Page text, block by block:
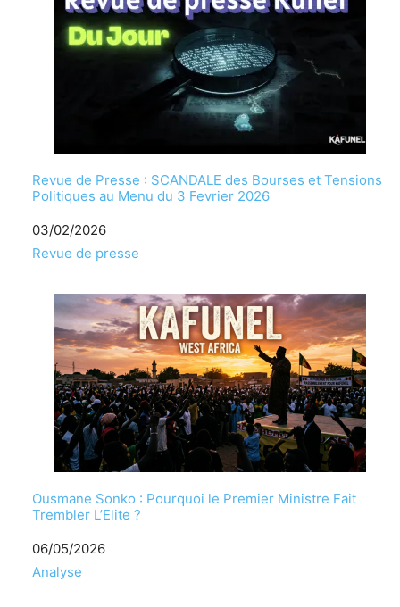
Revue de Presse : SCANDALE des Bourses et Tensions
Politiques au Menu du 3 Fevrier 2026
Date
03/02/2026
Par rapport à
Revue de presse
Ousmane Sonko : Pourquoi le Premier Ministre Fait
Trembler L’Elite ?
Date
06/05/2026
Par rapport à
Analyse